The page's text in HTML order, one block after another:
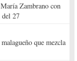
Zambrano con
del 27
que mezcla